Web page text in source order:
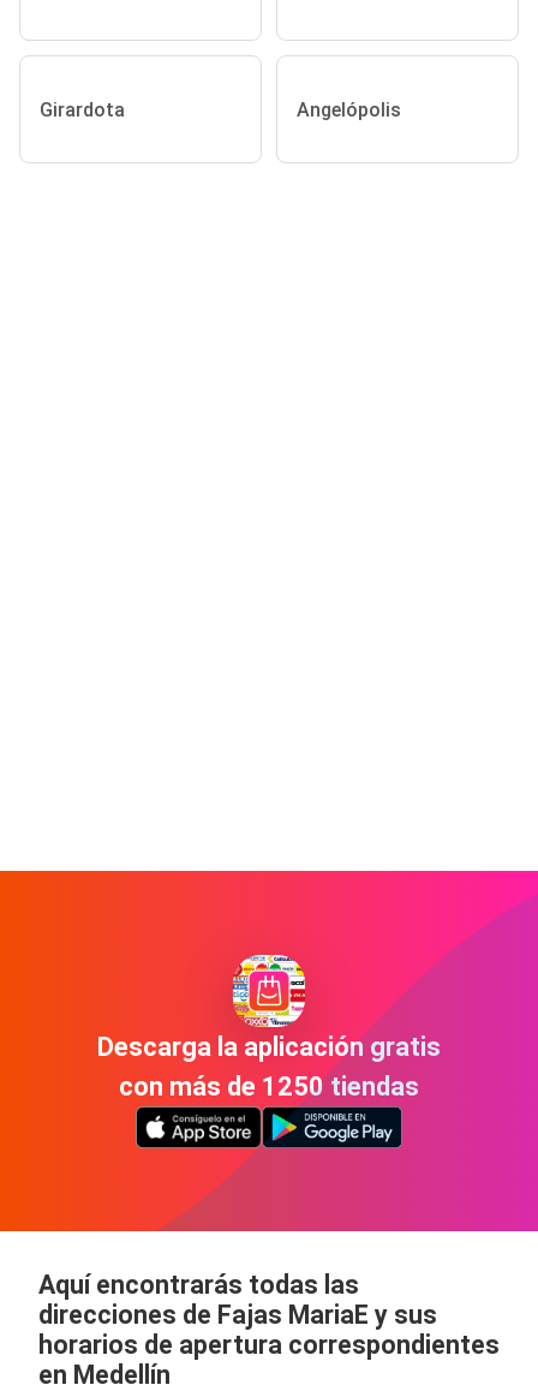
Girardota Angelópolis
Descarga la aplicación gratis
con más de 1250 tiendas
Aquí encontrarás todas las
direcciones de Fajas MariaE y sus
horarios de apertura correspondientes
en Medellín